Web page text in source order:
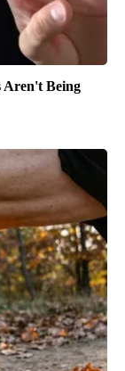
Aren't Being